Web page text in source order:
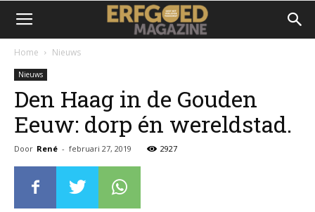
Home Nieuws
Nieuws
Den Haag in de Gouden
Eeuw: dorp én wereldstad.
Door René - februari 27, 2019 2927